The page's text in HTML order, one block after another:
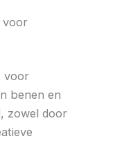
voor
voor
benen en
zowel door